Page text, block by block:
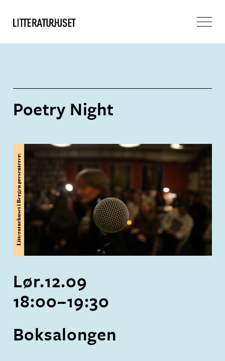
Poetry Night
Lør.12.09
18:00–19:30
Boksalongen